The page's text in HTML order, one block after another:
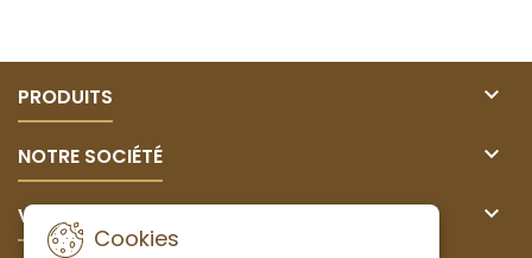
PRODUITS 
NOTRE SOCIÉTÉ 
VOTRE COMPTE 
Cookies